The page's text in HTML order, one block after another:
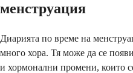
менструация
Диарията по време на
много хора. Тя може да се
и хормонални промени, които